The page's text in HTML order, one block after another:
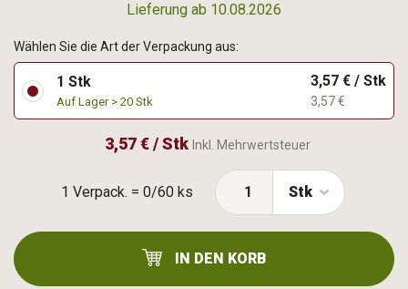
Lieferung ab 10.08.2026
1 Verpack. = 0/60 ks
Wählen Sie die Art der Verpackung aus:
1 Stk
Auf Lager > 20 Stk
3,57 € / Stk
3,57 €
3,57 € / Stk Inkl. Mehrwertsteuer
Stk
IN DEN KORB